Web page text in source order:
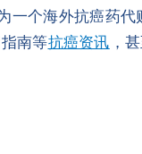
一个海外抗癌药
南等抗癌资讯 ，